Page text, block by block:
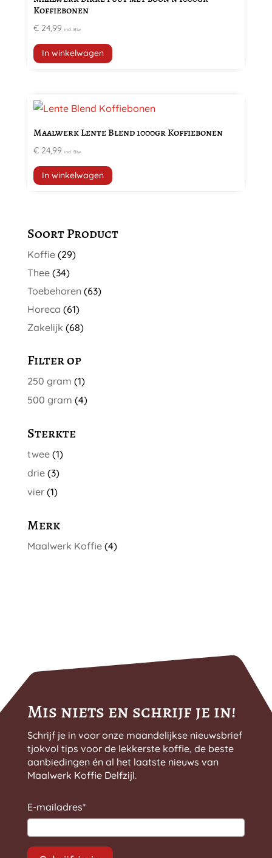
Koffiebonen
€24,99 incl. Btw
In winkelwagen
Maalwerk Lente Blend 1000gr Koffiebonen
€24,99 incl. Btw
In winkelwagen
Soort Product
Koffie (29)
Thee (34)
Toebehoren (63)
Horeca (61)
Zakelijk (68)
Filter op
250 gram (1)
500 gram (4)
Sterkte
twee (1)
drie (3)
vier (1)
Merk
Maalwerk Koffie (4)
Mis niets en schrijf je in!
Schrijf je in voor onze maandelijkse nieuwsbrief
tjokvol tips voor de lekkerste koffie, de beste
aanbiedingen én al het laatste nieuws van
Maalwerk Koffie Delfzijl.
E-mailadres*